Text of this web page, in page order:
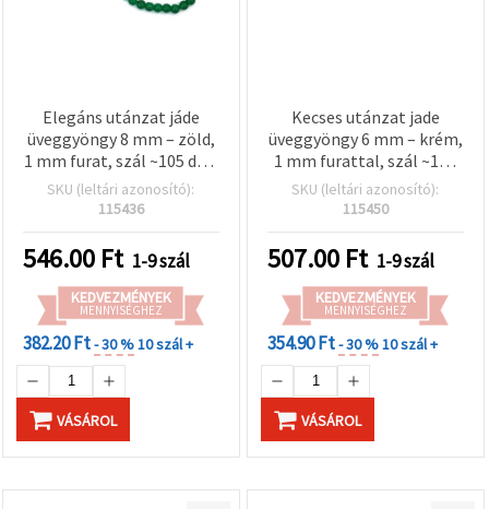
Elegáns utánzat jáde
üveggyöngy 8 mm – zöld,
1 mm furat, szál ~105 db –
természetes hatású
ékszerkészítéshez és
alkotásokhoz
SKU (leltári azonosító):
115436
546.00 Ft 1-9 szál
KEDVEZMÉNYEK
MENNYISÉGHEZ
382.20 Ft- 30 %10 szál +
VÁSÁROL
Kecses utánzat jade
üveggyöngy 6 mm – krém,
1 mm furattal, szál ~140
db – elegáns
ékszerkészítéshez és
alkotásokhoz
SKU (leltári azonosító):
115450
507.00 Ft 1-9 szál
KEDVEZMÉNYEK
MENNYISÉGHEZ
354.90 Ft- 30 %10 szál +
VÁSÁROL